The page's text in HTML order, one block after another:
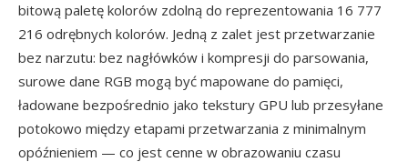
bitową paletę kolorów zdolną do reprezentowania 16 777
216 odrębnych kolorów. Jedną z zalet jest przetwarzanie
bez narzutu: bez nagłówków i kompresji do parsowania,
surowe dane RGB mogą być mapowane do pamięci,
ładowane bezpośrednio jako tekstury GPU lub przesyłane
potokowo między etapami przetwarzania z minimalnym
opóźnieniem — co jest cenne w obrazowaniu czasu